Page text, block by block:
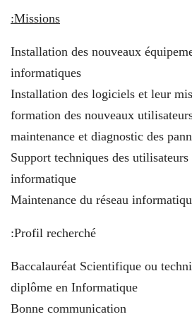
Missions:
Installation des nouveaux
informatiques
Installation des logiciels et leur
formation des nouveaux
maintenance et diagnostic des
Support techniques des utilisateurs
informatique
Maintenance du réseau
Profil recherché:
Baccalauréat Scientifique ou
diplôme en Informatique
Bonne communication